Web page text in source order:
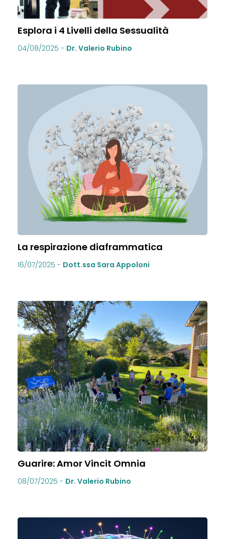
Esplora i 4 Livelli della Sessualità
04/08/2025 - Dr. Valerio Rubino
La respirazione diaframmatica
16/07/2025 - Dott.ssa Sara Appoloni
Guarire: Amor Vincit Omnia
08/07/2025 - Dr. Valerio Rubino